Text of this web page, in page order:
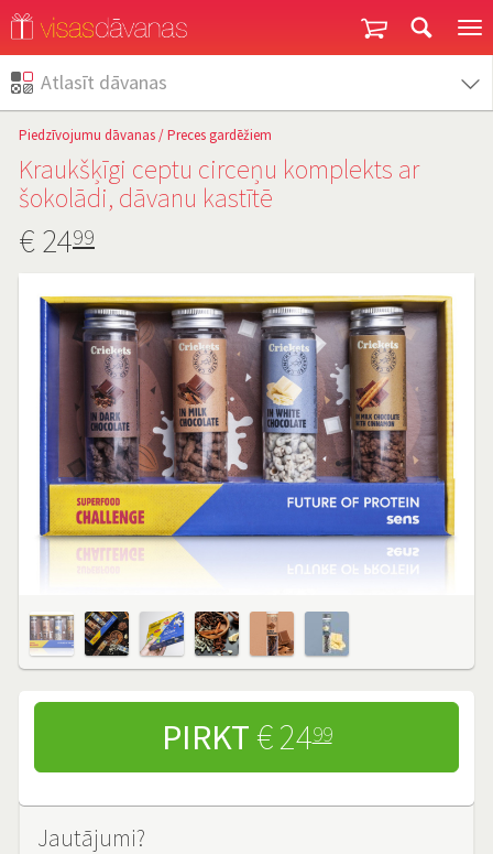
Atlasīt dāvanas
Piedzīvojumu dāvanas/Preces gardēžiem
Kraukšķīgi ceptu circeņu komplekts ar
šokolādi, dāvanu kastītē
€2499
PIRKT € 2499
Jautājumi?